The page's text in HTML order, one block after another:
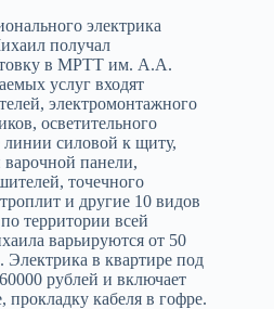
электрика
получал
в МРТТ им. А.А.
услуг входят
электромонтажного
осветительного
силовой к щиту,
варочной панели,
точечного
и другие 10 видов
территории всей
варьируются от 50
Электрика в квартире под
рублей и включает
кабеля в гофре.